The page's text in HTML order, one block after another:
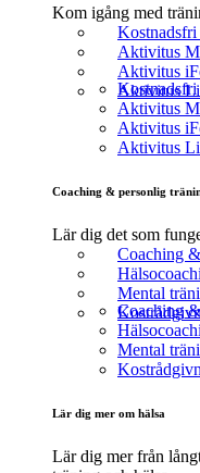
Kom igång med
Aktivitus
Aktivitus
Aktivitus
Aktivitus
Aktivitus
Aktivitus
Coaching & personlig
Lär dig det som
Coaching
Mental
Coaching
Mental
Lär dig mer om hälsa
Lär dig mer från